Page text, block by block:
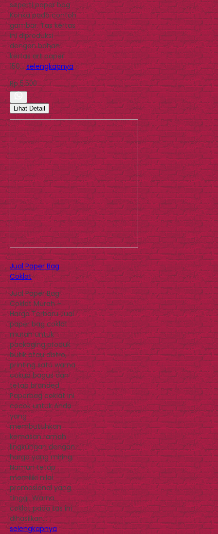
seperti paper bag
Konka pada contoh
gambar. Tas kertas
ini diproduksi
dengan bahan
kertas art paper
150…selengkapnya
Rp 5.500
Lihat Detail
Jual Paper Bag
Coklat
Jual Paper Bag
Coklat Murah –
Harga Terbaru Jual
paper bag coklat
murah untuk
packaging produk
butik atau distro,
printing satu warna
cukup bagus dan
tetap branded.
Paperbag coklat ini
cocok untuk Anda
yang
membutuhkan
kemasan ramah
lingkungan dengan
harga yang miring.
Namun tetap
memiliki nilai
promosional yang
tinggi. Warna
coklat pada tas ini
dihasilkan…
selengkapnya